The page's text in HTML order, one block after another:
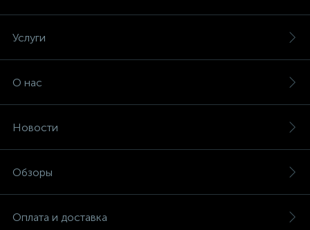
Услуги
О нас
Новости
Обзоры
Оплата и доставка